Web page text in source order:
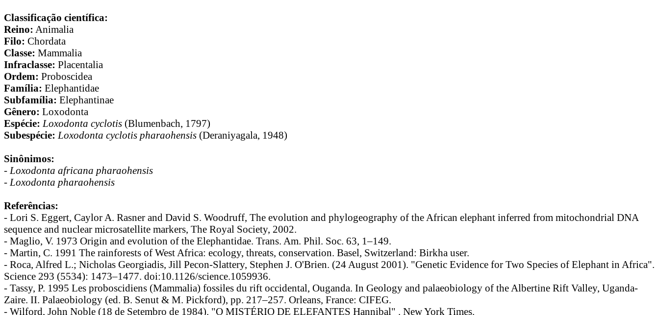
Classificação científica:
Reino: Animalia
Filo: Chordata
Classe: Mammalia
Infraclasse: Placentalia
Ordem: Proboscidea
Família: Elephantidae
Subfamília: Elephantinae
Gênero: Loxodonta
Espécie: Loxodonta cyclotis (Blumenbach, 1797)
Subespécie: Loxodonta cyclotis pharaohensis (Deraniyagala, 1948)
Sinônimos:
- Loxodonta africana pharaohensis
- Loxodonta pharaohensis
Referências:
- Lori S. Eggert, Caylor A. Rasner and David S. Woodruff, The evolution and phylogeography of the African elephant inferred from mitochondrial DNA
sequence and nuclear microsatellite markers, The Royal Society, 2002.
- Maglio, V. 1973 Origin and evolution of the Elephantidae. Trans. Am. Phil. Soc. 63, 1–149.
- Martin, C. 1991 The rainforests of West Africa: ecology, threats, conservation. Basel, Switzerland: Birkha user.
- Roca, Alfred L.; Nicholas Georgiadis, Jill Pecon-Slattery, Stephen J. O'Brien. (24 August 2001). "Genetic Evidence for Two Species of Elephant in Africa".
Science 293 (5534): 1473–1477. doi:10.1126/science.1059936.
- Tassy, P. 1995 Les proboscidiens (Mammalia) fossiles du rift occidental, Ouganda. In Geology and palaeobiology of the Albertine Rift Valley, Uganda-
Zaire. II. Palaeobiology (ed. B. Senut & M. Pickford), pp. 217–257. Orleans, France: CIFEG.
- Wilford, John Noble (18 de Setembro de 1984). "O MISTÉRIO DE ELEFANTES Hannibal" . New York Times.